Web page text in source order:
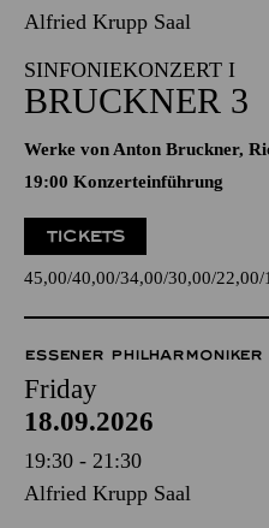
Alfried Krupp Saal
SINFONIEKONZERT I
BRUCKNER 3
Werke von Anton Bruckner,
19:00 Konzerteinführung
TICKETS
45,00 40,00 34,00 30,00 22,00
ESSENER PHILHARMONIKER
Friday
18.09.2026
19:30 - 21:30
Alfried Krupp Saal